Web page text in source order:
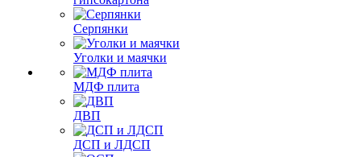
Серпянки
Уголки и маячки
МДФ плита
ДВП
ДСП и ЛДСП